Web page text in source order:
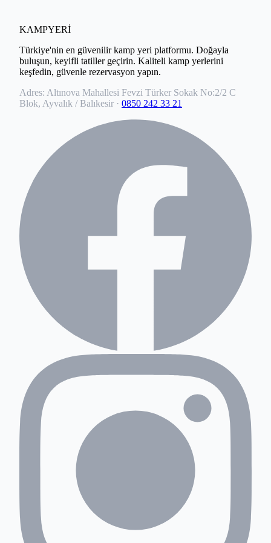
KAMPYERİ
Türkiye'nin en güvenilir kamp yeri platformu. Doğayla
buluşun, keyifli tatiller geçirin. Kaliteli kamp yerlerini
keşfedin, güvenle rezervasyon yapın.
Adres: Altınova Mahallesi Fevzi Türker Sokak No:2/2 C
Blok, Ayvalık / Balıkesir · 0850 242 33 21